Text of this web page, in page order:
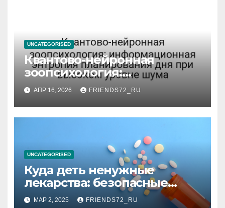
UNCATEGORISED
Квантово-нейронная
зоопсихология:
информационная энтропия
планирования дня при
высоком уровне шума
АПР 16, 2026 FRIENDS72_RU
UNCATEGORISED
Куда деть ненужные
лекарства: безопасные
способы утилизации
МАР 2, 2025 FRIENDS72_RU